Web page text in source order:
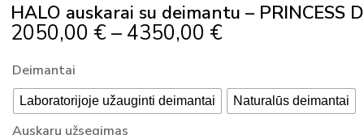
-
k
e
HALO auskarai su deimantu – PRINCESS
2050,00 € – 4350,00 €
Through
4350,00 €
Deimantai
Laboratorijoje užauginti deimantai Naturalūs deimantai
Auskarų užsegimas
produkto
HALO
auskarai